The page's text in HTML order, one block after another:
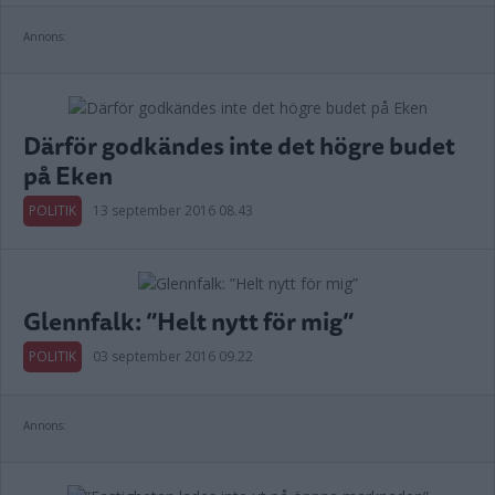
Annons:
Därför godkändes inte det högre budet
på Eken
POLITIK 13 september 2016 08.43
Glennfalk: ”Helt nytt för mig”
POLITIK 03 september 2016 09.22
Annons: